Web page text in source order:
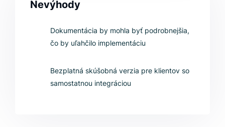
Nevýhody
Dokumentácia by mohla byť podrobnejšia,
čo by uľahčilo implementáciu
Bezplatná skúšobná verzia pre klientov so
samostatnou integráciou